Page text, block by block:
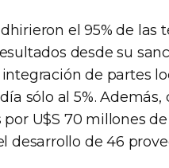
el 95% de las
desde su
de partes
sólo al 5%. Además,
U$S 70 millones
de 46